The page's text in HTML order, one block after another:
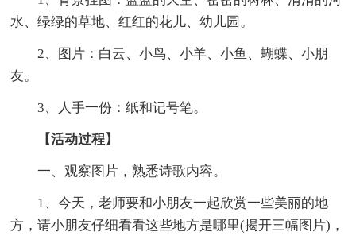
水、绿绿的草地、红红的花儿、幼儿园。
2、图片：白云、小鸟、小羊、小鱼、蝴蝶、小朋
友。
3、人手一份：纸和记号笔。
【活动过程】
一、观察图片，熟悉诗歌内容。
1、今天，老师要和小朋友一起欣赏一些美丽的地
方，请小朋友仔细看看这些地方是哪里(揭开三幅图片)，